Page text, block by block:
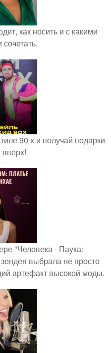
как носить и с какими
90 х и получай подарки
вверх!
"Человека - Паука:
выбрала не просто
артефакт высокой моды.